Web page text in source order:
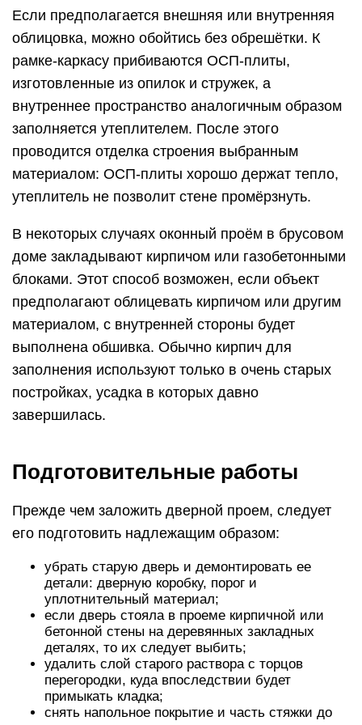
Если предполагается внешняя или внутренняя
облицовка, можно обойтись без обрешётки. К
рамке-каркасу прибиваются ОСП-плиты,
изготовленные из опилок и стружек, а
внутреннее пространство аналогичным образом
заполняется утеплителем. После этого
проводится отделка строения выбранным
материалом: ОСП-плиты хорошо держат тепло,
утеплитель не позволит стене промёрзнуть.
В некоторых случаях оконный проём в брусовом
доме закладывают кирпичом или газобетонными
блоками. Этот способ возможен, если объект
предполагают облицевать кирпичом или другим
материалом, с внутренней стороны будет
выполнена обшивка. Обычно кирпич для
заполнения используют только в очень старых
постройках, усадка в которых давно
завершилась.
Подготовительные работы
Прежде чем заложить дверной проем, следует
его подготовить надлежащим образом:
убрать старую дверь и демонтировать ее
детали: дверную коробку, порог и
уплотнительный материал;
если дверь стояла в проеме кирпичной или
бетонной стены на деревянных закладных
деталях, то их следует выбить;
удалить слой старого раствора с торцов
перегородки, куда впоследствии будет
примыкать кладка;
снять напольное покрытие и часть стяжки до